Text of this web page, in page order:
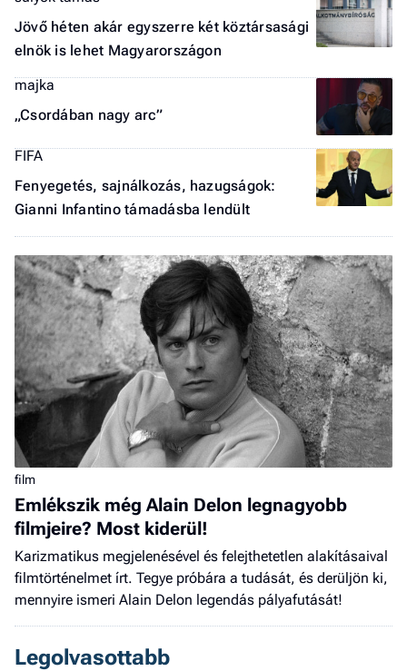
Jövő héten akár egyszerre két köztársasági
elnök is lehet Magyarországon
majka
„Csordában nagy arc”
FIFA
Fenyegetés, sajnálkozás, hazugságok:
Gianni Infantino támadásba lendült
film
Emlékszik még Alain Delon legnagyobb
filmjeire? Most kiderül!
Karizmatikus megjelenésével és felejthetetlen alakításaival
filmtörténelmet írt. Tegye próbára a tudását, és derüljön ki,
mennyire ismeri Alain Delon legendás pályafutását!
Legolvasottabb